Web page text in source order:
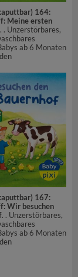
164:
Meine ersten
. . Unzerstörbares,
ab 6 Monaten
167:
Wir besuchen
. . Unzerstörbares,
ab 6 Monaten